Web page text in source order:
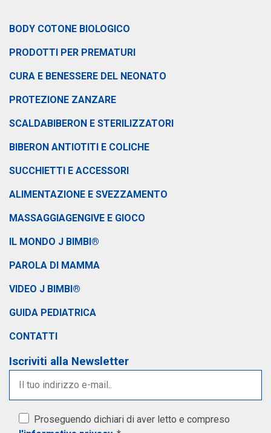
BODY COTONE BIOLOGICO
PRODOTTI PER PREMATURI
CURA E BENESSERE DEL NEONATO
PROTEZIONE ZANZARE
SCALDABIBERON E STERILIZZATORI
BIBERON ANTIOTITI E COLICHE
SUCCHIETTI E ACCESSORI
ALIMENTAZIONE E SVEZZAMENTO
MASSAGGIAGENGIVE E GIOCO
IL MONDO J BIMBI®
PAROLA DI MAMMA
VIDEO J BIMBI®
GUIDA PEDIATRICA
CONTATTI
Iscriviti alla Newsletter
Proseguendo dichiari di aver letto e compreso